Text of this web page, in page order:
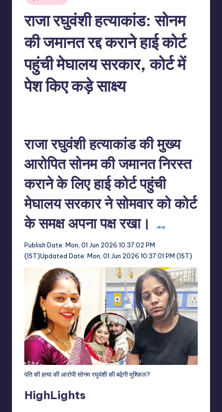
in
राजा रघुवंशी हत्याकांड: सोनम
की जमानत रद्द कराने हाई कोर्ट
पहुंची मेघालय सरकार, कोर्ट में
पेश किए कड़े साक्ष्य
राजा रघुवंशी हत्याकांड की मुख्य
आरोपित सोनम की जमानत निरस्त
कराने के लिए हाई कोर्ट पहुंची
मेघालय सरकार ने सोमवार को कोर्ट
के समक्ष अपना पक्ष रखा।
…और पढ़ें
Publish Date: Mon, 01 Jun 2026 10:37:02 PM
(IST)Updated Date: Mon, 01 Jun 2026 10:37:01 PM (IST)
पति की हत्या की आरोपी सोनम रघुवंशी की बढ़ेगी मुश्किल?
HighLights